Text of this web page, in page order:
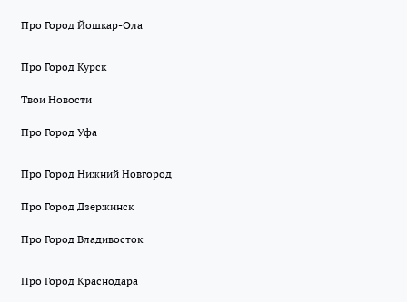
Про Город Йошкар-Ола
Про Город Курск
Твои Новости
Про Город Уфа
Про Город Нижний Новгород
Про Город Дзержинск
Про Город Владивосток
Про Город Краснодара